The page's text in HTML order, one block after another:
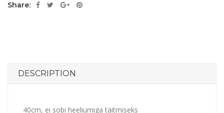
Share:
DESCRIPTION
40cm, ei sobi heeliumiga täitmiseks